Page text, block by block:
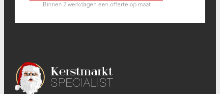
Binnen 2 werkdagen een offerte op maat